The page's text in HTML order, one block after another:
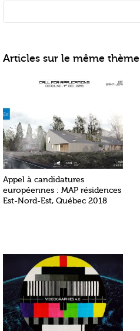
Articles sur le même thème
Appel à candidatures
européennes : MAP résidences
Est-Nord-Est, Québec 2018